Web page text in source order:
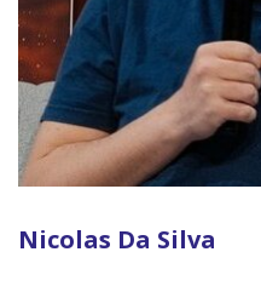
Nicolas Da Silva